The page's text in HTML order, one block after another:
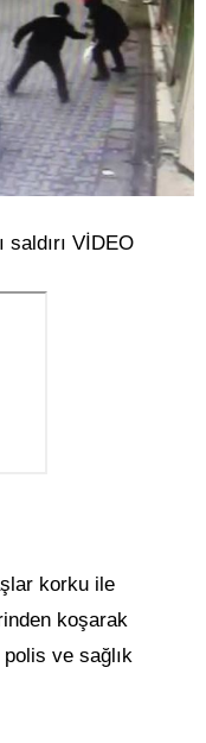
saldırı VİDEO
korku ile
koşarak
ve sağlık